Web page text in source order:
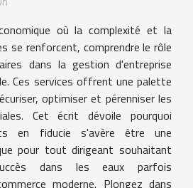
où la complexité et la
se renforcent, comprendre le rôle
dans la gestion d'entreprise
Ces services offrent une palette
optimiser et pérenniser les
Cet écrit dévoile pourquoi
en fiducie s'avère être une
pour tout dirigeant souhaitant
dans les eaux parfois
moderne. Plongez dans